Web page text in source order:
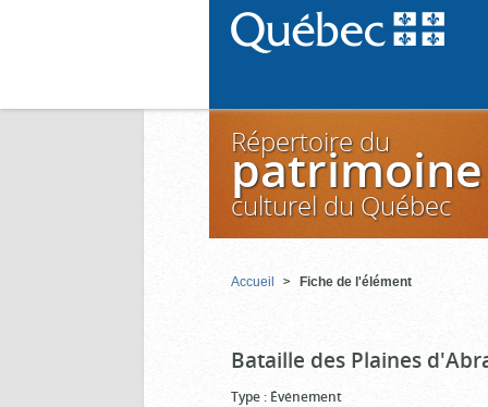
Répertoire du
patrimoine
culturel du Québec
Accueil Fiche de l'élément
Bataille des Plaines
Type : Événement